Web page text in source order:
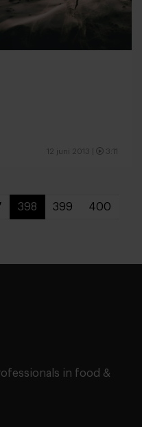
12 juni 2013 3:11
398 399 400
in food &